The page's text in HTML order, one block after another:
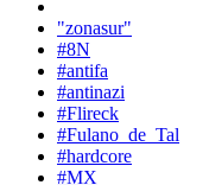
"zonasur"
#8N
#antifa
#antinazi
#Flireck
#Fulano_de_Tal
#hardcore
#MX